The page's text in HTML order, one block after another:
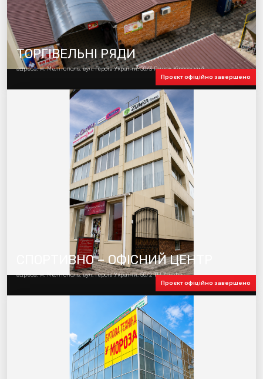
Проєкт офіційно завершено
ТОРГІВЕЛЬНІ РЯДИ
адреса: м. Мелітополь, вул. Героїв України, 50/3 Ринок Кіровський
Проєкт офіційно завершено
СПОРТИВНО – ОФІСНИЙ ЦЕНТР
адреса: м. Мелітополь, вул. Героїв України, 50/2 ТЦ Zumba